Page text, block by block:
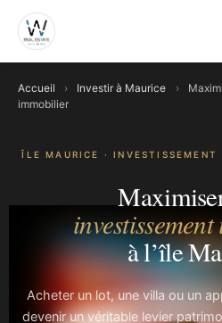
Accueil › Investir à Maurice ›
immobilier
ÎLE MAURICE ·
à l’île
Acheter un lot, une villa ou un
devenir un véritable levier